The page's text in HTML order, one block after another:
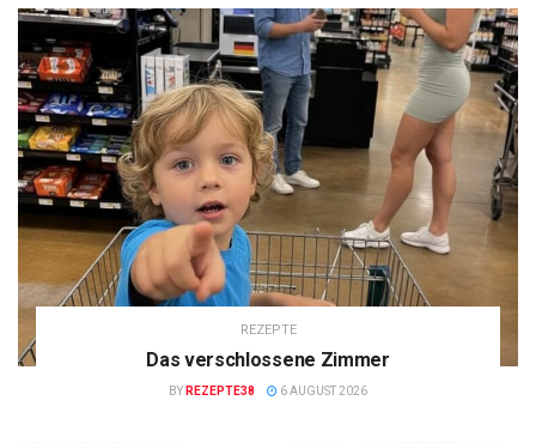
REZEPTE
Das verschlossene Zimmer
BY REZEPTE38 6 AUGUST 2026